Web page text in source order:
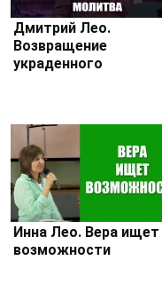
Дмитрий Лео.
Возвращение
украденного
Инна Лео. Вера ищет
возможности